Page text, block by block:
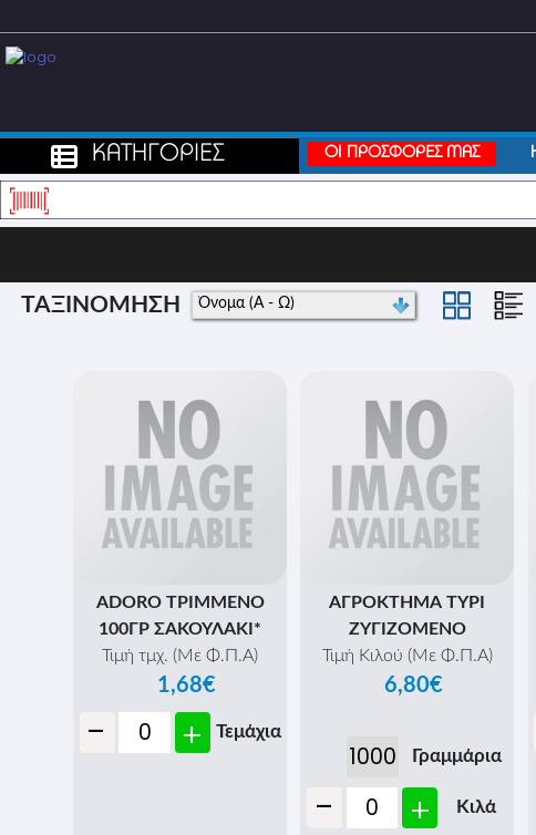
ΚΑΤΗΓΟΡΙΕΣ ΟΙ ΠΡΟΣΦΟΡΕΣ ΜΑΣ
ΤΑΞΙΝΟΜΗΣΗ
ADORO ΤΡΙΜΜΕΝΟ
100ΓΡ ΣΑΚΟΥΛΑΚΙ*
Τιμή τμχ. (Με Φ.Π.Α)
1,68€
- + Τεμάχια
ΑΓΡΟΚΤΗΜΑ ΤΥΡΙ
ΖΥΓΙΖΟΜΕΝΟ
Τιμή Κιλού (Με Φ.Π.Α)
6,80€
Γραμμάρια
- + Κιλά